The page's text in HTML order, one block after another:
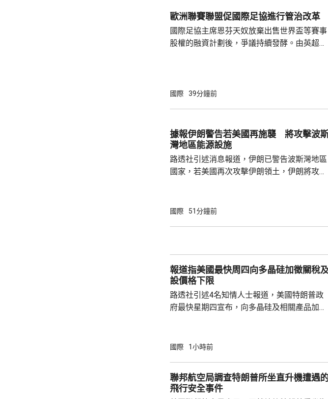
歐洲聯賽聯盟促國際足協進行管治改革
國際足協主席恩芬天奴放棄出售世界盃等賽事
股權的融資計劃後，爭議持續發酵。由英超、
擁有發言權。聯盟批評恩芬天奴的計劃危險，
盃決賽周參賽球隊，進一步擴充至64隊，強調
絕不容許國際足協繼續單方面做出破壞...
國際 39分鐘前
據報伊朗警告若美國再施襲 將攻擊波
灣地區能源設施
路透社引述消息報道，伊朗已警告波斯灣地區
國家，若美國再次攻擊伊朗領土，伊朗將攻擊
擊伊朗的能源網絡與基礎設施後，伊朗透過密
軍參謀長交談。據報阿拉格齊呼籲美國的波斯
灣盟友，運用他們對特朗普的影響力，勸...
國際 51分鐘前
報道指美國最快周四向多晶硅加徵關稅及
設價格下限
路透社引述4名知情人士報道，美國特朗普政
府最快星期四宣布，向多晶硅及相關產品加徵
太陽能板和半導體的關鍵原材料，華府的行動
國際 1小時前
聯邦航空局調查特朗普所坐直升機遭遇
飛行安全事件